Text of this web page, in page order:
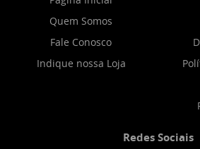
Quem Somos
Fale Conosco
Indique nossa Loja
Redes Sociais